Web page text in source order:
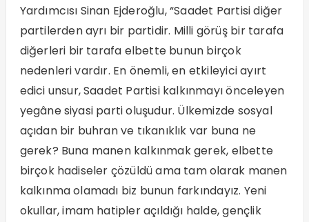
Yardımcısı Sinan Ejderoğlu, “Saadet Partisi diğer
partilerden ayrı bir partidir. Milli görüş bir tarafa
diğerleri bir tarafa elbette bunun birçok
nedenleri vardır. En önemli, en etkileyici ayırt
edici unsur, Saadet Partisi kalkınmayı önceleyen
yegâne siyasi parti oluşudur. Ülkemizde sosyal
açıdan bir buhran ve tıkanıklık var buna ne
gerek? Buna manen kalkınmak gerek, elbette
birçok hadiseler çözüldü ama tam olarak manen
kalkınma olamadı biz bunun farkındayız. Yeni
okullar, imam hatipler açıldığı halde, gençlik